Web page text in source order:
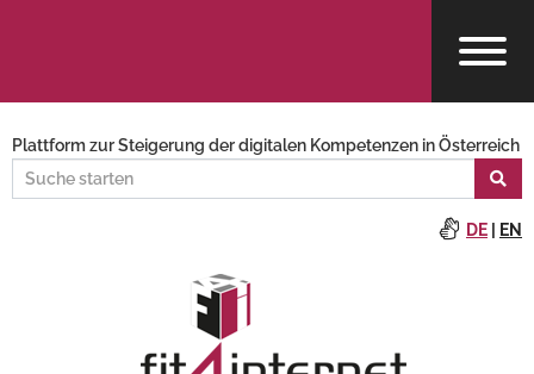
Plattform zur Steigerung der digitalen Kompetenzen in Österreich
DE EN